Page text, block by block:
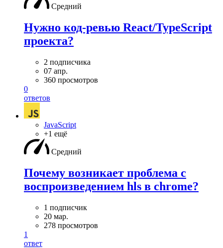
Средний
Нужно код-ревью React/TypeScript
проекта?
2 подписчика
07 апр.
360 просмотров
0
ответов
JavaScript
+1 ещё
Средний
Почему возникает проблема с
воспроизведением hls в chrome?
1 подписчик
20 мар.
278 просмотров
1
ответ